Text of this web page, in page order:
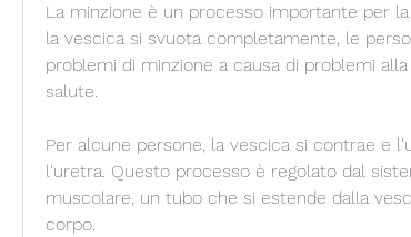
La minzione è un processo importante per
la vescica si svuota completamente, le
problemi di minzione a causa di problemi
salute.
Per alcune persone, la vescica si contrae e
l'uretra. Questo processo è regolato dal
muscolare, un tubo che si estende dalla
corpo.